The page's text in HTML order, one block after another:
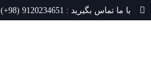
با ما تماس بگیرید : 9120234651 (98+)